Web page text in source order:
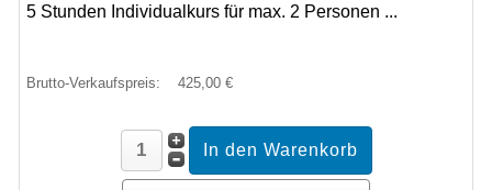
5 Stunden Individualkurs für max. 2 Personen ...
Brutto-Verkaufspreis: 425,00 €